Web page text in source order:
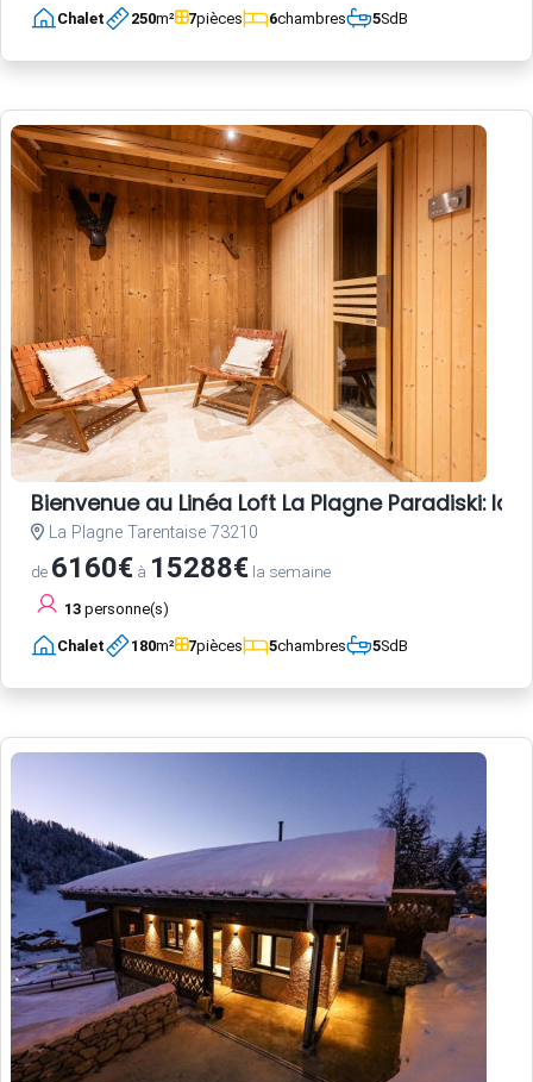
Chalet 250m² 7pièces 6chambres 5SdB
Bienvenue au Linéa Loft La Plagne Paradiski:
La Plagne Tarentaise 73210
de 6160€ à 15288€ la semaine
13 personne(s)
Chalet 180m² 7pièces 5chambres 5SdB